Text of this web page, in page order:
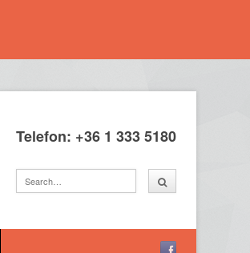
Telefon: +36 1 333 5180